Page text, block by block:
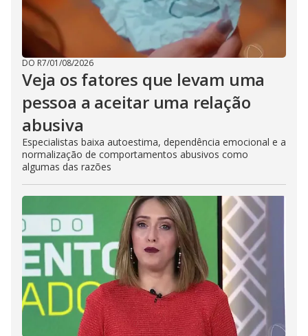
DO R7/01/08/2026
Veja os fatores que levam uma
pessoa a aceitar uma relação
abusiva
Especialistas baixa autoestima, dependência emocional e a
normalização de comportamentos abusivos como
algumas das razões